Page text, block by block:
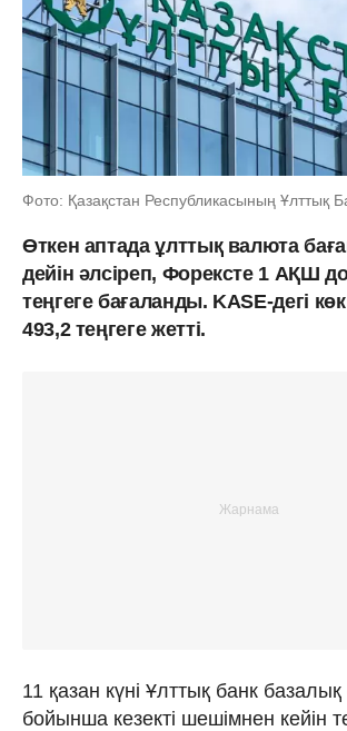
Фото: Қазақстан Республикасының Ұлттық
Өткен аптада ұлттық валюта
дейін әлсіреп, Форексте 1 АҚШ
теңгеге бағаланды. KASE-дегі
493,2 теңгеге жетті.
11 қазан күні Ұлттық банк базалық
бойынша кезекті шешімнен кейін